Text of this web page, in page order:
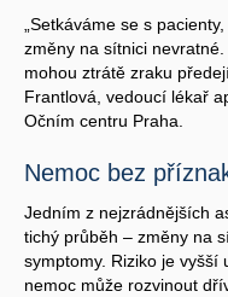
„Setkáváme se s
změny na sítnici
mohou ztrátě zraku
Frantlová, vedoucí lékař
Očním centru Praha.
Nemoc bez
Jedním z nejzrádnějších
tichý průběh – změny na
symptomy. Riziko je vyšší
nemoc může rozvinout